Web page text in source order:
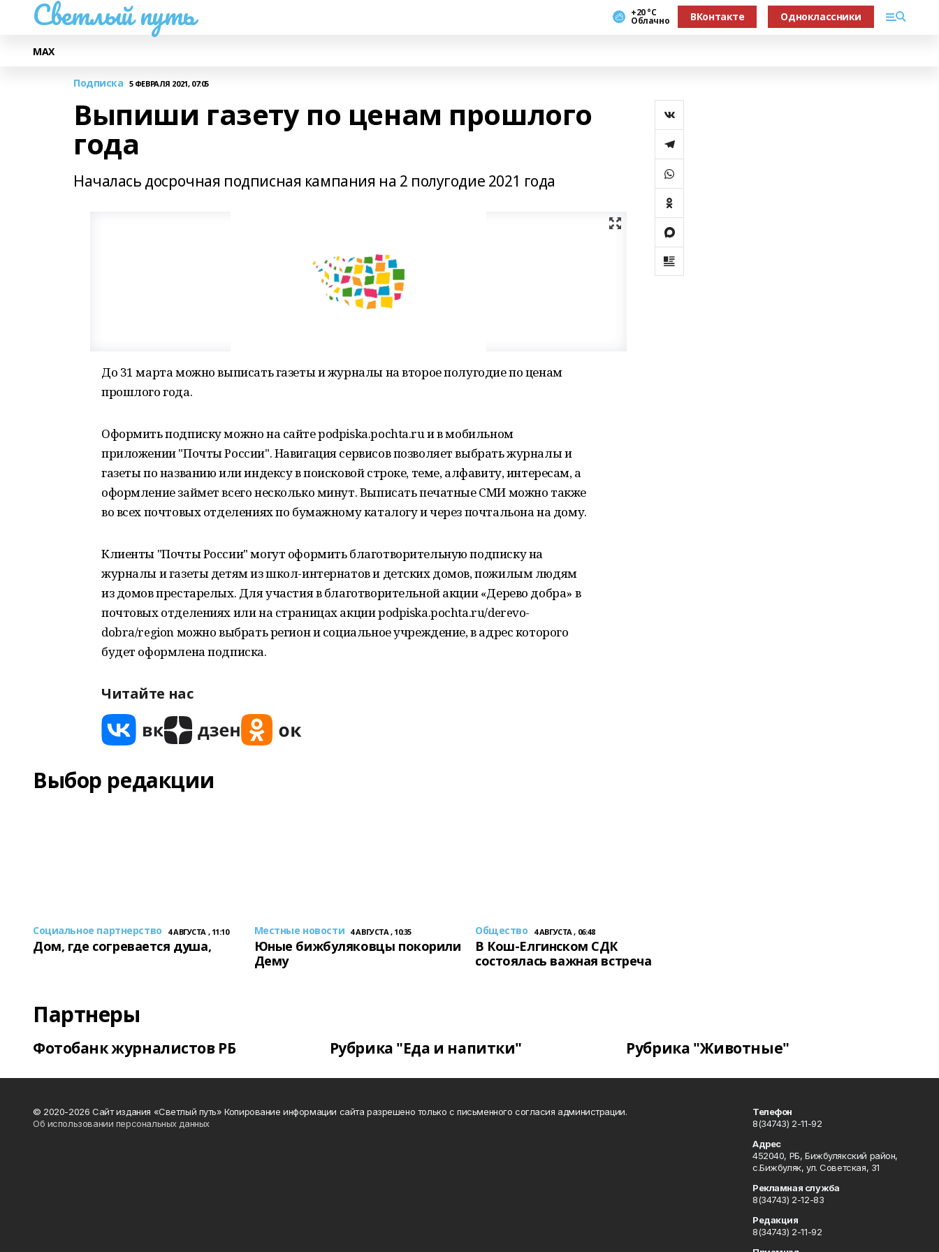
Светлый путь +20 °С
Облачно ВКонтакте Одноклассники
МАХ
Подписка 5 ФЕВРАЛЯ 2021, 07:05
Выпиши газету по ценам прошлого
года
Началась досрочная подписная кампания на 2 полугодие 2021 года
До 31 марта можно выписать газеты и журналы на второе полугодие по ценам
прошлого года.
Оформить подписку можно на сайте podpiska.pochta.ru и в мобильном
приложении "Почты России". Навигация сервисов позволяет выбрать журналы и
газеты по названию или индексу в поисковой строке, теме, алфавиту, интересам, а
оформление займет всего несколько минут. Выписать печатные СМИ можно также
во всех почтовых отделениях по бумажному каталогу и через почтальона на дому.
Клиенты "Почты России" могут оформить благотворительную подписку на
журналы и газеты детям из школ-интернатов и детских домов, пожилым людям
из домов престарелых. Для участия в благотворительной акции «Дерево добра» в
почтовых отделениях или на страницах акции podpiska.pochta.ru/derevo-
dobra/region можно выбрать регион и социальное учреждение, в адрес которого
будет оформлена подписка.
Читайте нас
Выбор редакции
Социальное партнерство 4 АВГУСТА , 11:10
Дом, где согревается душа,
Местные новости 4 АВГУСТА , 10:35
Юные бижбуляковцы покорили
Дему
Общество 4 АВГУСТА , 06:48
В Кош-Елгинском СДК
состоялась важная встреча
Партнеры
Фотобанк журналистов РБ Рубрика "Еда и напитки" Рубрика "Животные"
© 2020-2026 Сайт издания «Светлый путь» Копирование информации сайта разрешено только с письменного согласия администрации.
Об использовании персональных данных
Телефон
8(34743) 2-11-92
Адрес
452040, РБ, Бижбулякский район,
с.Бижбуляк, ул. Советская, 31
Рекламная служба
8(34743) 2-12-83
Редакция
8(34743) 2-11-92